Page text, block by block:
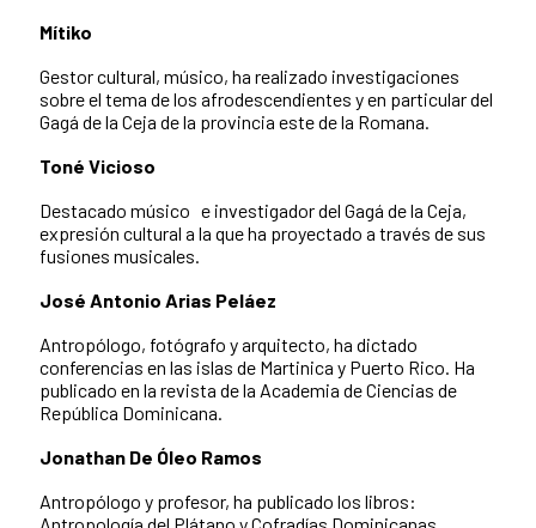
Mítiko
Gestor cultural, músico, ha realizado investigaciones
sobre el tema de los afrodescendientes y en particular del
Gagá de la Ceja de la provincia este de la Romana.
Toné Vicioso
Destacado músico e investigador del Gagá de la Ceja,
expresión cultural a la que ha proyectado a través de sus
fusiones musicales.
José Antonio Arias Peláez
Antropólogo, fotógrafo y arquitecto, ha dictado
conferencias en las islas de Martinica y Puerto Rico. Ha
publicado en la revista de la Academia de Ciencias de
República Dominicana.
Jonathan De Óleo Ramos
Antropólogo y profesor, ha publicado los libros: